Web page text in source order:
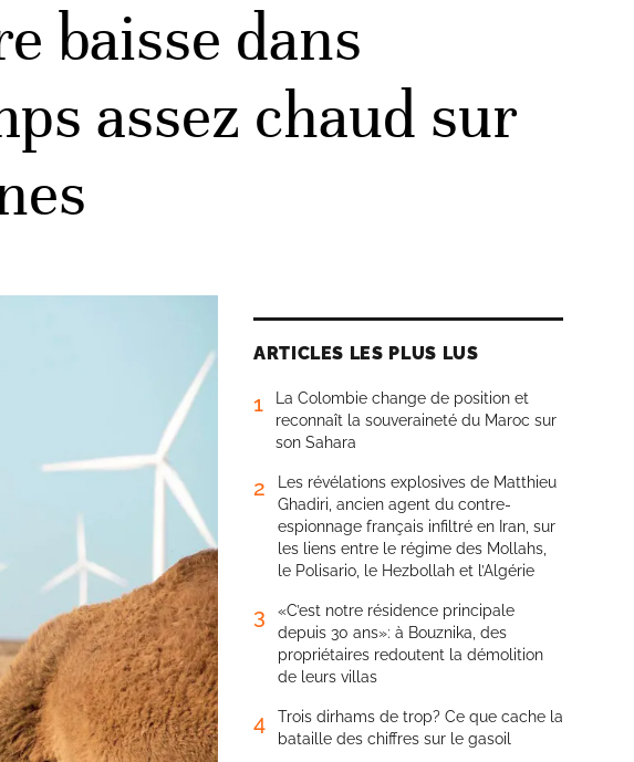
baisse dans
assez chaud sur
ARTICLES LES PLUS LUS
1
La Colombie change de position et
reconnaît la souveraineté du Maroc sur
son Sahara
2
Les révélations explosives de Matthieu
Ghadiri, ancien agent du contre-
espionnage français infiltré en Iran, sur
les liens entre le régime des Mollahs,
le Polisario, le Hezbollah et l’Algérie
3
«C’est notre résidence principale
depuis 30 ans»: à Bouznika, des
propriétaires redoutent la démolition
de leurs villas
4
Trois dirhams de trop? Ce que cache la
bataille des chiffres sur le gasoil